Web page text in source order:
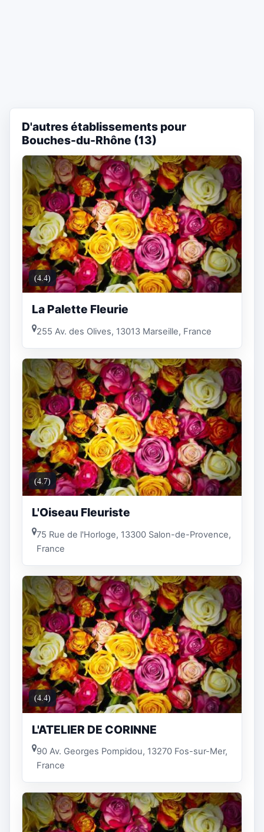
D'autres établissements pour
Bouches-du-Rhône (13)
(4.4)
La Palette Fleurie
255 Av. des Olives, 13013 Marseille, France
(4.7)
L'Oiseau Fleuriste
75 Rue de l'Horloge, 13300 Salon-de-Provence,
France
(4.4)
L'ATELIER DE CORINNE
90 Av. Georges Pompidou, 13270 Fos-sur-Mer,
France